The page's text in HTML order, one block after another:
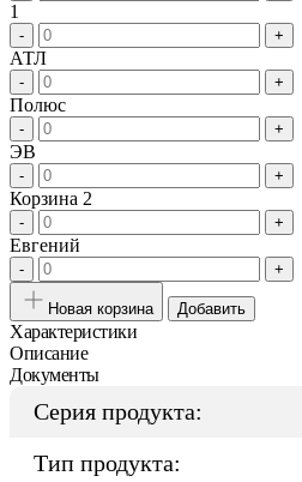
1
- +
АТЛ
- +
Полюс
- +
ЭВ
- +
Корзина 2
- +
Евгений
- +
Новая корзина Добавить
Характеристики
Описание
Документы
Серия продукта:
Тип продукта: